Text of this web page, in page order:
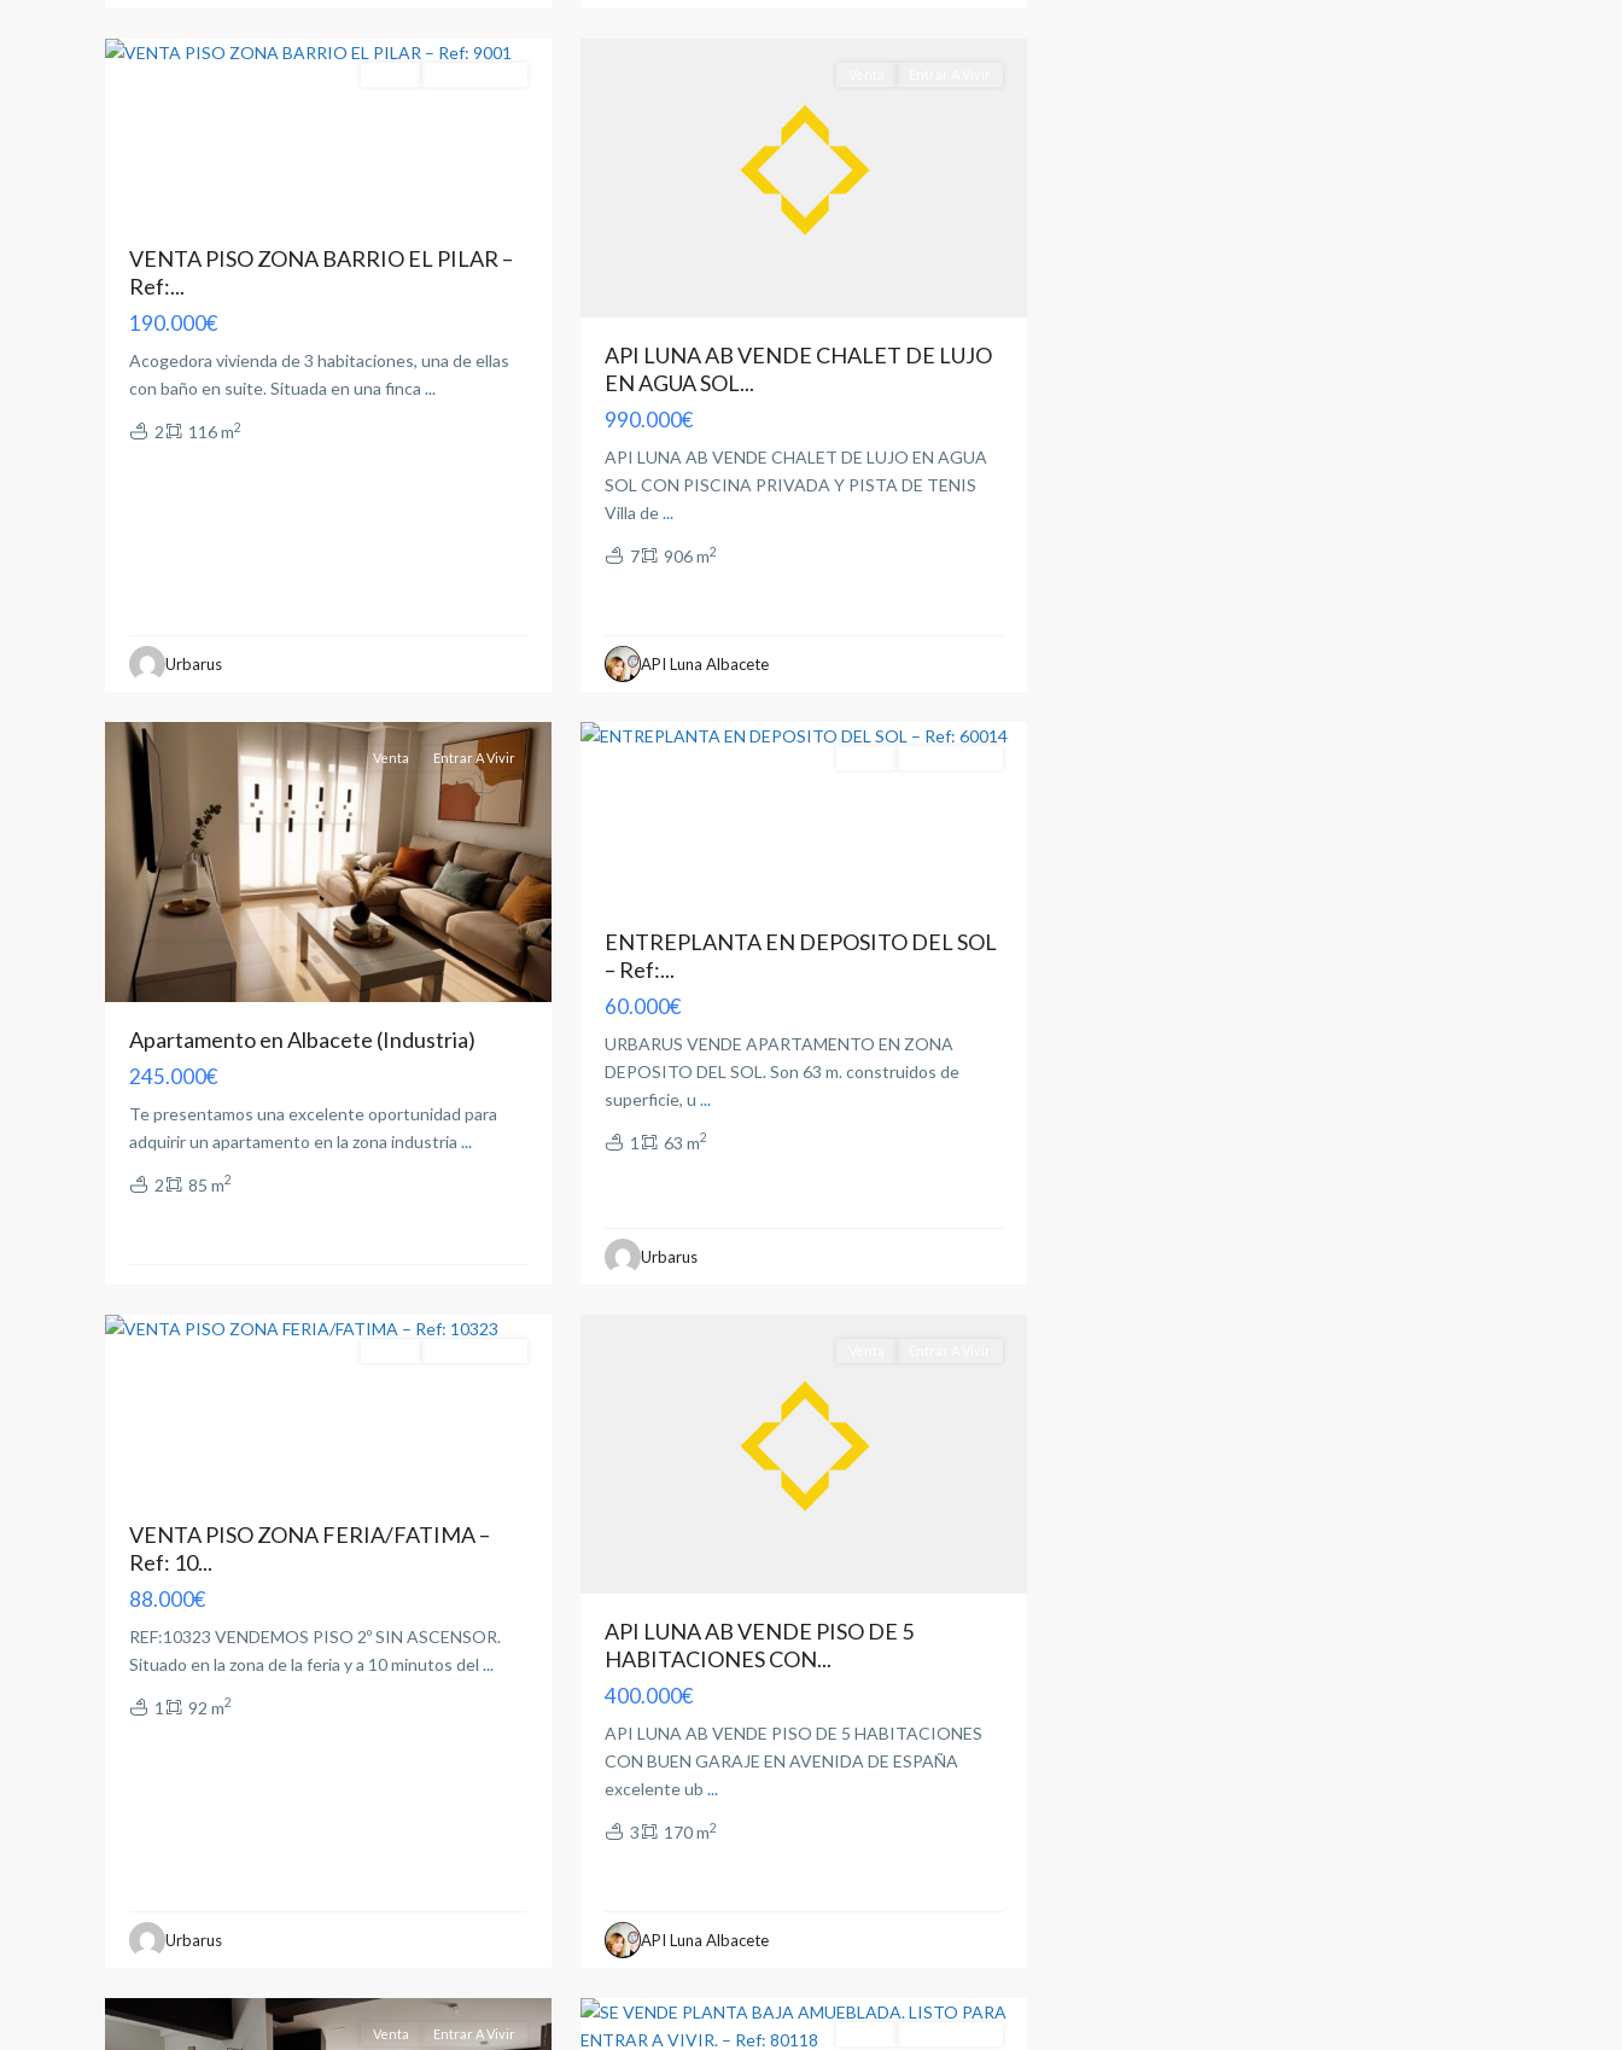
VENTA PISO ZONA BARRIO EL PILAR –
Ref:...
190.000€
Acogedora vivienda de 3 habitaciones, una de ellas
con baño en suite. Situada en una finca ...
2 116 m2
Urbarus
API LUNA AB VENDE CHALET DE LUJO
EN AGUA SOL...
990.000€
API LUNA AB VENDE CHALET DE LUJO EN AGUA
SOL CON PISCINA PRIVADA Y PISTA DE TENIS
Villa de...
7 906 m2
API Luna Albacete
Industria
Albacete
Venta Entrar A Vivir
Apartamento en Albacete (Industria)
245.000€
Te presentamos una excelente oportunidad para
adquirir un apartamento en la zona industria ...
2 85 m2
Albacete
ENTREPLANTA EN DEPOSITO DEL SOL
– Ref:...
60.000€
URBARUS VENDE APARTAMENTO EN ZONA
DEPOSITO DEL SOL. Son 63 m. construidos de
superficie, u ...
1 63 m2
Urbarus
VENTA PISO ZONA FERIA/FATIMA –
Ref: 10...
88.000€
REF:10323 VENDEMOS PISO 2º SIN ASCENSOR.
Situado en la zona de la feria y a 10 minutos del ...
1 92 m2
Urbarus
Villacerrada
-
API LUNA AB VENDE PISO DE 5
HABITACIONES CON...
400.000€
API LUNA AB VENDE PISO DE 5 HABITACIONES
CON BUEN GARAJE EN AVENIDA DE ESPAÑA
excelente ub ...
3 170 m2
API Luna Albacete
Industria
Albacete
Venta Entrar A Vivir
Hospital
Albacete